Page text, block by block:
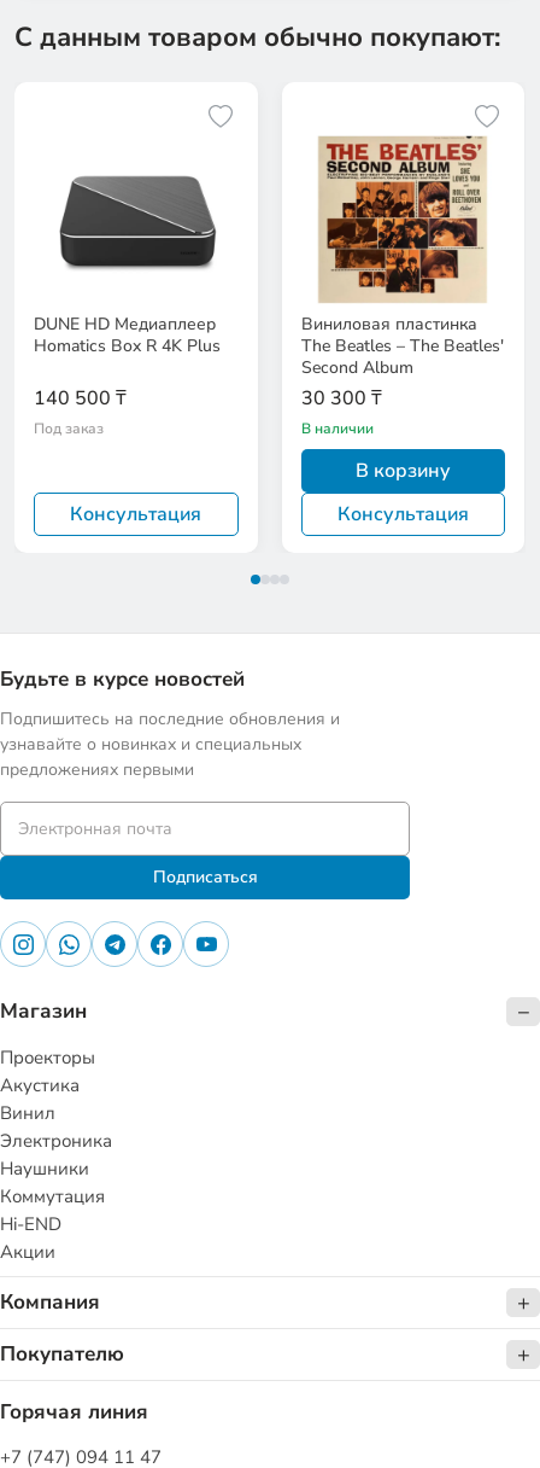
С данным товаром обычно покупают:
DUNE HD Медиаплеер
Homatics Box R 4K Plus
140 500 ₸
Под заказ
Консультация
Виниловая пластинка
The Beatles – The Beatles'
Second Album
30 300 ₸
В наличии
В корзину
Консультация
Будьте в курсе новостей
Подпишитесь на последние обновления и
узнавайте о новинках и специальных
предложениях первыми
Подписаться
Магазин
Проекторы
Акустика
Винил
Электроника
Наушники
Коммутация
Hi-END
Акции
Компания
Покупателю
Горячая линия
+7 (747) 094 11 47